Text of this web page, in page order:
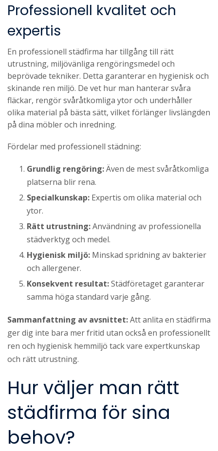
Professionell kvalitet och
expertis
En professionell städfirma har tillgång till rätt
utrustning, miljövänliga rengöringsmedel och
beprövade tekniker. Detta garanterar en hygienisk och
skinande ren miljö. De vet hur man hanterar svåra
fläckar, rengör svåråtkomliga ytor och underhåller
olika material på bästa sätt, vilket förlänger livslängden
på dina möbler och inredning.
Fördelar med professionell städning:
Grundlig rengöring:Även de mest svåråtkomliga
platserna blir rena.
Specialkunskap: Expertis om olika material och
ytor.
Rätt utrustning:Användning av professionella
städverktyg och medel.
Hygienisk miljö: Minskad spridning av bakterier
och allergener.
Konsekvent resultat:Städföretaget garanterar
samma höga standard varje gång.
Sammanfattning av avsnittet:Att anlita en städfirma
ger dig inte bara mer fritid utan också en professionellt
ren och hygienisk hemmiljö tack vare expertkunskap
och rätt utrustning.
Hur väljer man rätt
städfirma för sina
behov?